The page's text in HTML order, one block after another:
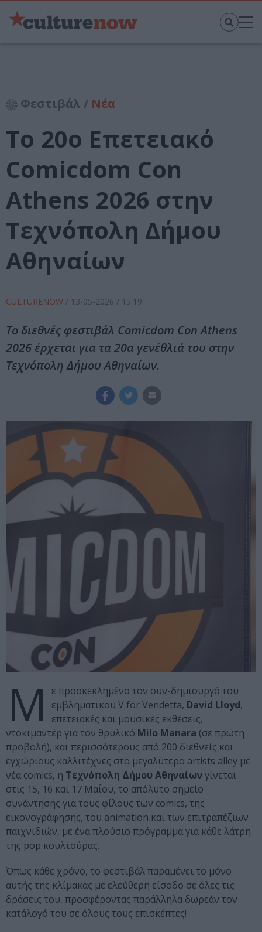
Φεστιβάλ / Νέα
Το 20ο Επετειακό
Comicdom Con
Athens 2026 στην
Τεχνόπολη Δήμου
Αθηναίων
CULTURENOW / 13-05-2026 / 15:19
Το διεθνές φεστιβάλ Comicdom Con Athens
2026 έρχεται για τα 20α γενέθλιά του στην
Τεχνόπολη Δήμου Αθηναίων.
M
ε προσκεκλημένο τον συν-δημιουργό του
εμβληματικού V for Vendetta, David Lloyd,
επετειακές και μουσικές εκθέσεις,
ντοκιμαντέρ για τον θρυλικό Milo Manara (σε πρώτη
προβολή), και περισσότερους από 200 διεθνείς και
εγχώριους καλλιτέχνες στο μεγαλύτερο artists alley με
νέα comics, η Τεχνόπολη Δήμου Αθηναίων γίνεται
στις 15, 16 και 17 Μαΐου, το απόλυτο σημείο
συνάντησης για τους φίλους των comics, της
εικονογράφησης, του animation και των επιτραπέζιων
παιχνιδιών, με ένα πλούσιο πρόγραμμα για κάθε λάτρη
της pop κουλτούρας.
Όπως κάθε χρόνο, το φεστιβάλ παραμένει το μόνο
αυτής της κλίμακας με ελεύθερη είσοδο σε όλες τις
δράσεις του, προσφέροντας παράλληλα δωρεάν τον
κατάλογό του σε όλους τους επισκέπτες!